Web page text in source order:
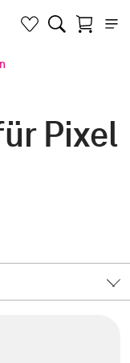
Pixel